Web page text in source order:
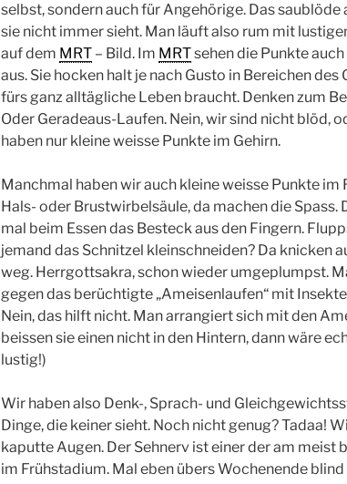
selbst, sondern auch für Angehörige. Das saublöde
sie nicht immer sieht. Man läuft also rum mit
auf dem MRT – Bild. Im MRTsehen die Punkte
aus. Sie hocken halt je nach Gusto in Bereichen des
fürs ganz alltägliche Leben braucht. Denken zum
Oder Geradeaus-Laufen. Nein, wir sind nicht blöd,
haben nur kleine weisse Punkte im Gehirn.
Manchmal haben wir auch kleine weisse Punkte im
Hals- oder Brustwirbelsäule, da machen die Spass.
mal beim Essen das Besteck aus den Fingern.
jemand das Schnitzel kleinschneiden? Da knicken
weg. Herrgottsakra, schon wieder umgeplumpst.
gegen das berüchtigte „Ameisenlaufen“ mit
Nein, das hilft nicht. Man arrangiert sich mit den
beissen sie einen nicht in den Hintern, dann wäre
lustig!)
Wir haben also Denk-, Sprach- und
Dinge, die keiner sieht. Noch nicht genug? Tadaa!
kaputte Augen. Der Sehnerv ist einer der am meist
im Frühstadium. Mal eben übers Wochenende blind